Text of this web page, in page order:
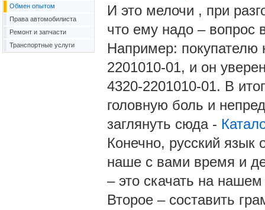
И это мелочи , при
что ему надо – вопрос
Например: покупателю
2201010-01, и он
4320-2201010-01. В
головную боль и
заглянуть сюда -
Конечно, русский язык
наше с вами время и
– это скачать на
Второе – составить
Обмен опытом
Права автомобилиста
Ремонт и запчасти
Транспортные услуги